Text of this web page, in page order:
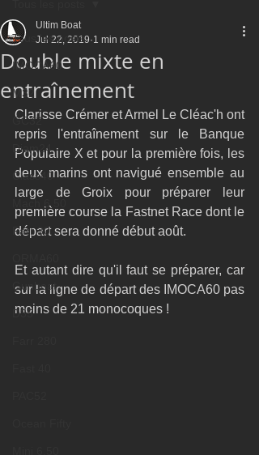
Tous les posts
IMOCA60
M32
GC32
Diam24
Class40
Mach 6.50
Farr 30
Gunboat
D35
Double mixte en
entraînement
Ultim Boat
Jul 22, 2019 1 min read
Clarisse Crémer et Armel Le Cléac'h ont
repris l'entraînement sur le Banque
Populaire X et pour la première fois, les
deux marins ont navigué ensemble au
large de Groix pour préparer leur
première course la Fastnet Race dont le
départ sera donné début août.
Et autant dire qu'il faut se préparer, car
sur la ligne de départ des IMOCA60 pas
moins de 21 monocoques !